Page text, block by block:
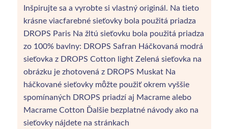
Inšpirujte sa a vyrobte si vlastný originál. Na tieto
krásne viacfarebné sieťovky bola použitá priadza
DROPS Paris Na žltú sieťovku bola použitá priadza
zo 100% bavlny: DROPS Safran Háčkovaná modrá
sieťovka z DROPS Cotton light Zelená sieťovka na
obrázku je zhotovená z DROPS Muskat Na
háčkované sieťovky môžte použiť okrem vyššie
spomínaných DROPS priadzí aj Macrame alebo
Macrame Cotton Ďalšie bezplatné návody ako na
sieťovky nájdete na stránkach